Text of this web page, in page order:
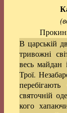
В царській
тривожні
весь майдан
Трої.
святочній
кого